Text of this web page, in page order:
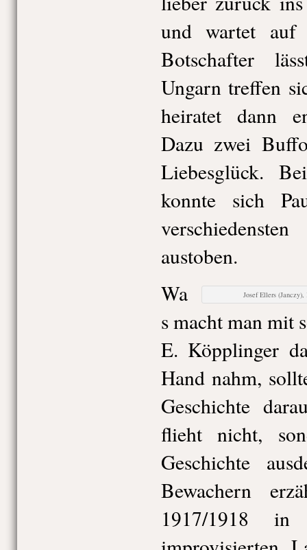
und wartet
Botschafter
Ungarn treffen
heiratet dann
Dazu zwei
Liebesglück.
konnte sich
austoben.
Josef Ellers
Wa
s macht man mit
E. Köpplinger
Hand nahm,
Geschichte
flieht nicht,
Geschichte
Bewachern
1917/1918